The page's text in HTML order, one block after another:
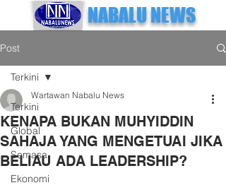
NABALU NEWS
Post
Terkini
Global
Semasa
Ekonomi
Terkini
KENAPA BUKAN MUHYIDDIN
SAHAJA YANG MENGETUAI JIKA
BELIAU ADA LEADERSHIP?
Wartawan Nabalu News